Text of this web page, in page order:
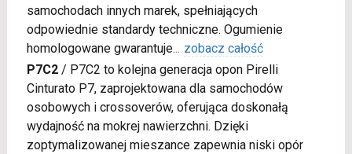
samochodach innych marek, spełniających
odpowiednie standardy techniczne. Ogumienie
homologowane gwarantuje... zobacz całość
P7C2/ P7C2 to kolejna generacja opon Pirelli
Cinturato P7, zaprojektowana dla samochodów
osobowych i crossoverów, oferująca doskonałą
wydajność na mokrej nawierzchni. Dzięki
zoptymalizowanej mieszance zapewnia niski opór